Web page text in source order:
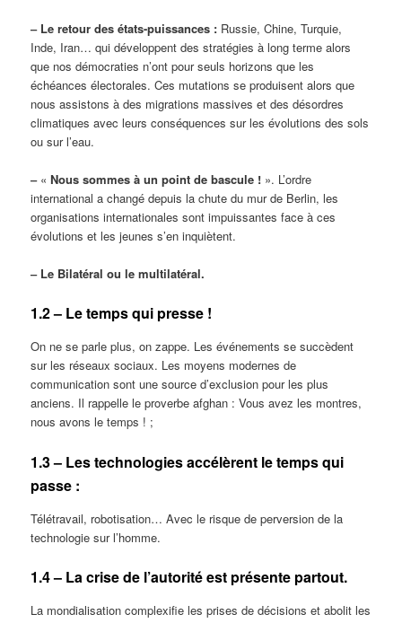
‒ Le retour des états-puissances : Russie, Chine, Turquie,
Inde, Iran… qui développent des stratégies à long terme alors
que nos démocraties n’ont pour seuls horizons que les
échéances électorales. Ces mutations se produisent alors que
nous assistons à des migrations massives et des désordres
climatiques avec leurs conséquences sur les évolutions des sols
ou sur l’eau.
‒ «Nous sommes à un point de bascule ! ». L’ordre
international a changé depuis la chute du mur de Berlin, les
organisations internationales sont impuissantes face à ces
évolutions et les jeunes s’en inquiètent.
‒ Le Bilatéral ou le multilatéral.
1.2 – Le temps qui presse !
On ne se parle plus, on zappe. Les événements se succèdent
sur les réseaux sociaux. Les moyens modernes de
communication sont une source d’exclusion pour les plus
anciens. Il rappelle le proverbe afghan : Vous avez les montres,
nous avons le temps ! ;
1.3 – Les technologies accélèrent le temps qui
passe :
Télétravail, robotisation… Avec le risque de perversion de la
technologie sur l’homme.
1.4 – La crise de l’autorité est présente partout.
La mondialisation complexifie les prises de décisions et abolit les